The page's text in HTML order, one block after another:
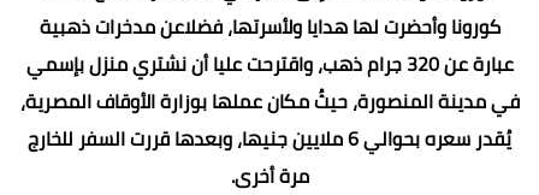
كورونا وأحضرت لها هدايا ولأسرتها، فضلاعن مدخرات ذهبية
عبارة عن 320 جرام ذهب، واقترحت عليا أن نشتري منزل بإسمي
في مدينة المنصورة، حيثُ مكان عملها بوزارة الأوقاف المصرية،
يُقدر سعره بحوالي 6 ملايين جنيها، وبعدها قررت السفر للخارج
مرة أخرى.